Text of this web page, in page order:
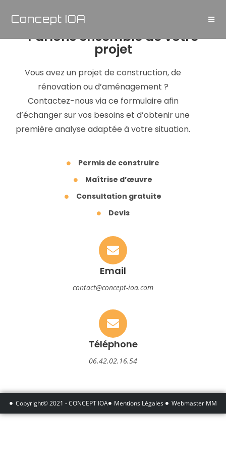
Concept IOA
Parlons ensemble de votre
projet
Vous avez un projet de construction, de
rénovation ou d’aménagement ?
Contactez-nous via ce formulaire afin
d’échanger sur vos besoins et d’obtenir une
première analyse adaptée à votre situation.
Permis de construire
Maîtrise d’œuvre
Consultation gratuite
Devis
Email
contact@concept-ioa.com
Téléphone
06.42.02.16.54
Copyright© 2021 - CONCEPT IOA Mentions Légales Webmaster MM